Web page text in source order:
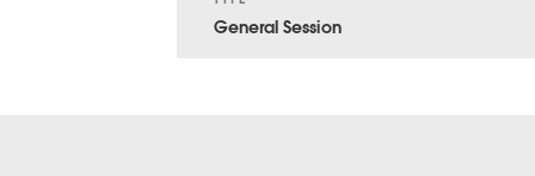
General Session